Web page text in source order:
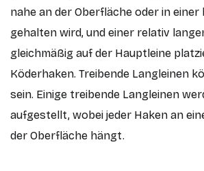
nahe an der Oberfläche oder in
gehalten wird, und einer relativ
gleichmäßig auf der Hauptleine
Köderhaken. Treibende Langleinen
sein. Einige treibende Langleinen
aufgestellt, wobei jeder Haken an
der Oberfläche hängt.